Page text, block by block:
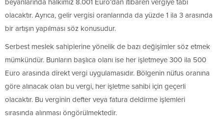
beyanlarında halkımız 8.001 Euro’dan itibaren vergiye tabi
olacaktır. Ayrıca, gelir vergisi oranlarında da yüzde 1 ila 3 arasında
bir artışın yapılması söz konusudur.
Serbest meslek sahiplerine yönelik de bazı değişimler söz etmek
mümkündür. Bunların başlıca olanı ise her işletmeye 300 ila 500
Euro arasında direkt vergi uygulamasıdır. Bölgenin nüfus oranına
göre alınacak olan bu vergi, her işletme sahibi için geçerli
olacaktır. Bu verginin defter veya fatura deldirme işlemleri
sırasında alınması öngörülmektedir.